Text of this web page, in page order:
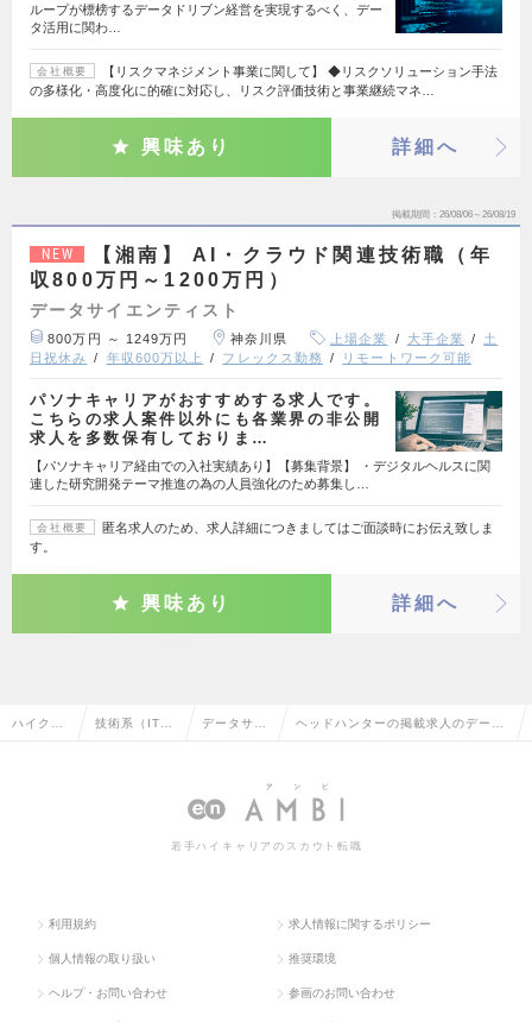
ループが標榜するデータドリブン経営を実現するべく、デー
タ活用に関わ…
会社概要
【リスクマネジメント事業に関して】 ◆リスクソリューション手法
の多様化・高度化に的確に対応し、リスク評価技術と事業継続マネ…
興味あり 詳細へ
掲載期間 26/08/06～26/08/19
NEW
【湘南】 AI・クラウド関連技術職（年
収800万円～1200万円）
データサイエンティスト
800万円 ～ 1249万円 神奈川県 上場企業 大手企業
土
日祝休み
年収600万以上 フレックス勤務 リモートワーク可能
パソナキャリアがおすすめする求人です。
こちらの求人案件以外にも各業界の非公開
求人を多数保有しておりま…
【パソナキャリア経由での入社実績あり】【募集背景】 ・デジタルヘルスに関
連した研究開発テーマ推進の為の人員強化のため募集し…
会社概要
匿名求人のため、求人詳細につきましてはご面談時にお伝え致しま
す。
興味あり 詳細へ
ハイクラ 技術系（IT・ データサイ
ト
ヘッドハンターの掲載求人のデータ
一覧
若手ハイキャリアのスカウト転職
利用規約 求人情報に関するポリシー
個人情報の取り扱い 推奨環境
ヘルプ・お問い合わせ 参画のお問い合わせ